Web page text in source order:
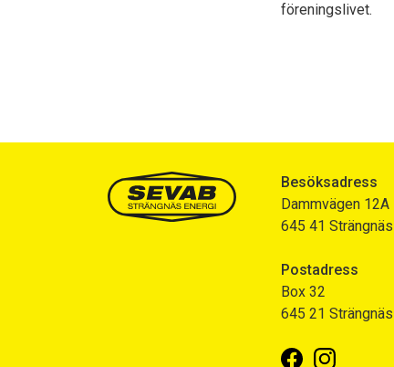
föreningslivet.
Besöksadress
Dammvägen 12A
645 41 Strängnäs
Postadress
Box 32
645 21 Strängnäs
FacebookInstagram